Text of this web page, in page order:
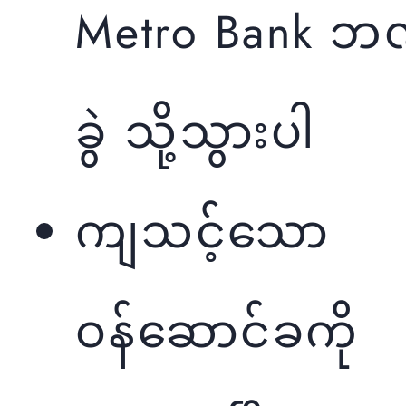
Metro Bank
ခွဲ သို့သွားပါ
ကျသင့်‌သော
ဝန်ဆောင်ခကို